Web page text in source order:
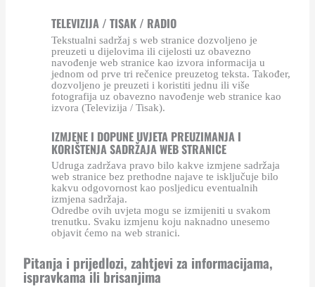
TELEVIZIJA / TISAK / RADIO
Tekstualni sadržaj s web stranice dozvoljeno je
preuzeti u dijelovima ili cijelosti uz obavezno
navođenje web stranice kao izvora informacija u
jednom od prve tri rečenice preuzetog teksta. Također,
dozvoljeno je preuzeti i koristiti jednu ili više
fotografija uz obavezno navođenje web stranice kao
izvora (Televizija / Tisak).
IZMJENE I DOPUNE UVJETA PREUZIMANJA I
KORIŠTENJA SADRŽAJA WEB STRANICE
Udruga zadržava pravo bilo kakve izmjene sadržaja
web stranice bez prethodne najave te isključuje bilo
kakvu odgovornost kao posljedicu eventualnih
izmjena sadržaja.
Odredbe ovih uvjeta mogu se izmijeniti u svakom
trenutku. Svaku izmjenu koju naknadno unesemo
objavit ćemo na web stranici.
Pitanja i prijedlozi, zahtjevi za informacijama,
ispravkama ili brisanjima